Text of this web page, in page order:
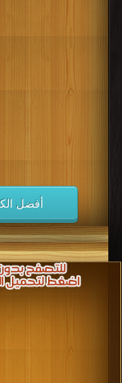
كتب 1990
كتب 1978
كتب 1974
كتب 1970
كتب 1966
كتب 1962
أفضل